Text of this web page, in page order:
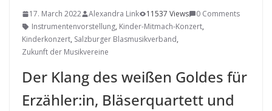
17. March 2022 Alexandra Link 11537 Views
0 Comments
Instrumentenvorstellung, Kinder-Mitmach-Konzert,
Kinderkonzert, Salzburger Blasmusikverband,
Zukunft der Musikvereine
Der Klang des weißen Goldes für
Erzähler:in, Bläserquartett und